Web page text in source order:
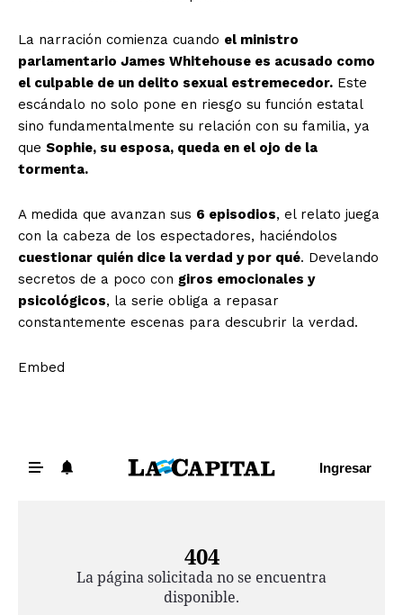
La narración comienza cuando el ministro
parlamentario James Whitehouse es acusado como
el culpable de un delito sexual estremecedor. Este
escándalo no solo pone en riesgo su función estatal
sino fundamentalmente su relación con su familia, ya
que Sophie, su esposa, queda en el ojo de la
tormenta.
A medida que avanzan sus 6 episodios, el relato juega
con la cabeza de los espectadores, haciéndolos
cuestionar quién dice la verdad y por qué. Develando
secretos de a poco con giros emocionales y
psicológicos, la serie obliga a repasar
constantemente escenas para descubrir la verdad.
Embed